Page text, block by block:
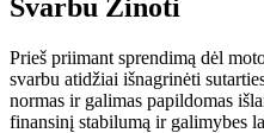
Svarbu Žinoti
Prieš priimant sprendimą dėl
svarbu atidžiai išnagrinėti
normas ir galimas papildomas
finansinį stabilumą ir galimybes